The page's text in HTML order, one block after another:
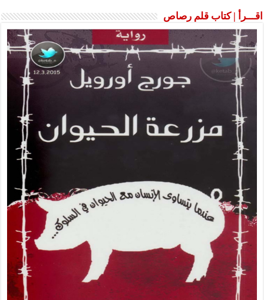
اقـــرأ | كتاب قلم رصاص